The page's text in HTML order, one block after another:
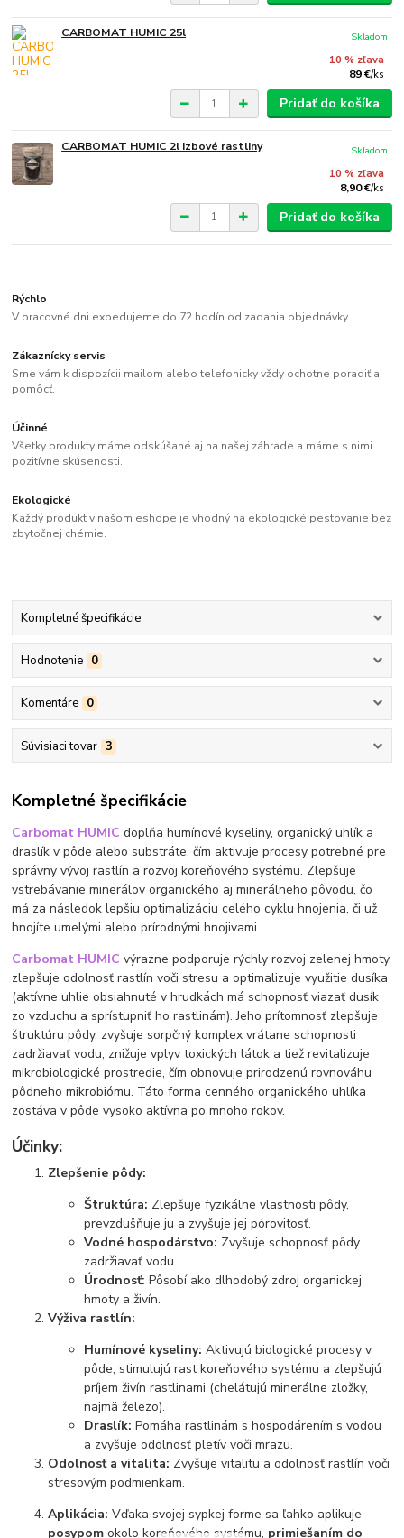
CARBOMAT HUMIC 25l
10 % zľava
89 €/ks
Skladom
Pridať do košíka
CARBOMAT HUMIC 2l izbové rastliny
10 % zľava
8,90 €/ks
Skladom
Pridať do košíka
Rýchlo
V pracovné dni expedujeme do 72 hodín od zadania objednávky.
Zákaznícky servis
Sme vám k dispozícii mailom alebo telefonicky vždy ochotne poradiť a
pomôcť.
Účinné
Všetky produkty máme odskúšané aj na našej záhrade a máme s nimi
pozitívne skúsenosti.
Ekologické
Každý produkt v našom eshope je vhodný na ekologické pestovanie bez
zbytočnej chémie.
Kompletné špecifikácie
Hodnotenie 0
Komentáre 0
Súvisiaci tovar 3
Kompletné špecifikácie
Carbomat HUMIC doplňa humínové kyseliny, organický uhlík a
draslík v pôde alebo substráte, čím aktivuje procesy potrebné pre
správny vývoj rastlín a rozvoj koreňového systému. Zlepšuje
vstrebávanie minerálov organického aj minerálneho pôvodu, čo
má za následok lepšiu optimalizáciu celého cyklu hnojenia, či už
hnojíte umelými alebo prírodnými hnojivami.
Carbomat HUMIC výrazne podporuje rýchly rozvoj zelenej hmoty,
zlepšuje odolnosť rastlín voči stresu a optimalizuje využitie dusíka
(aktívne uhlie obsiahnuté v hrudkách má schopnosť viazať dusík
zo vzduchu a sprístupniť ho rastlinám). Jeho prítomnosť zlepšuje
štruktúru pôdy, zvyšuje sorpčný komplex vrátane schopnosti
zadržiavať vodu, znižuje vplyv toxických látok a tiež revitalizuje
mikrobiologické prostredie, čím obnovuje prirodzenú rovnováhu
pôdneho mikrobiómu. Táto forma cenného organického uhlíka
zostáva v pôde vysoko aktívna po mnoho rokov.
Účinky:
Zlepšenie pôdy:
Štruktúra: Zlepšuje fyzikálne vlastnosti pôdy,
prevzdušňuje ju a zvyšuje jej pórovitosť.
Vodné hospodárstvo: Zvyšuje schopnosť pôdy
zadržiavať vodu.
Úrodnosť: Pôsobí ako dlhodobý zdroj organickej
hmoty a živín.
Výživa rastlín:
Humínové kyseliny: Aktivujú biologické procesy v
pôde, stimulujú rast koreňového systému a zlepšujú
príjem živín rastlinami (chelátujú minerálne zložky,
najmä železo).
Draslík: Pomáha rastlinám s hospodárením s vodou
a zvyšuje odolnosť pletív voči mrazu.
Odolnosť a vitalita: Zvyšuje vitalitu a odolnosť rastlín voči
stresovým podmienkam.
Aplikácia: Vďaka svojej sypkej forme sa ľahko aplikuje
posypom okolo koreňového systému, primiešaním do